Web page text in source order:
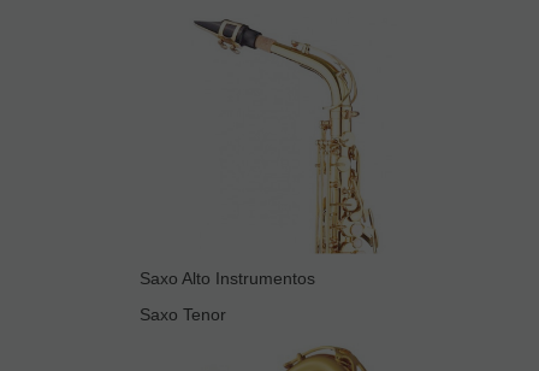
Saxo Alto Instrumentos
Saxo Tenor